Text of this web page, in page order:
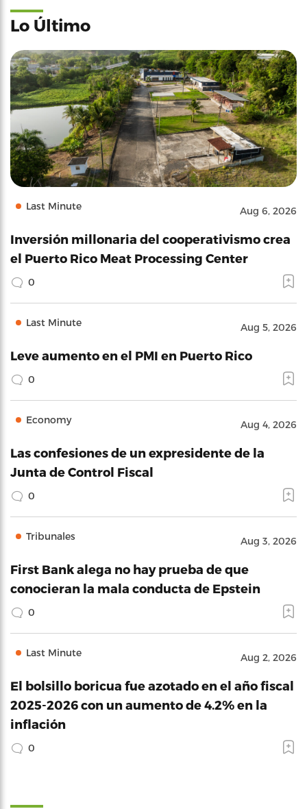
Lo Último
Last Minute Aug 6, 2026
Inversión millonaria del cooperativismo crea
el Puerto Rico Meat Processing Center
0
Last Minute Aug 5, 2026
Leve aumento en el PMI en Puerto Rico
0
Economy Aug 4, 2026
Las confesiones de un expresidente de la
Junta de Control Fiscal
0
Tribunales Aug 3, 2026
First Bank alega no hay prueba de que
conocieran la mala conducta de Epstein
0
Last Minute Aug 2, 2026
El bolsillo boricua fue azotado en el año fiscal
2025-2026 con un aumento de 4.2% en la
inflación
0